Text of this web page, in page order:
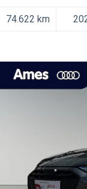
74.622 km